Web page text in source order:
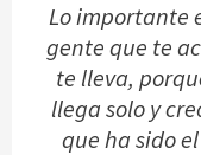
Lo importante
gente que te
te lleva,
llega solo y
que ha sido